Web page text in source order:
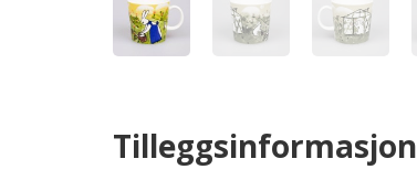
Tilleggsinformasjon